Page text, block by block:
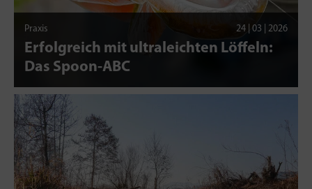
Praxis 24 | 03 | 2026
Erfolgreich mit ultraleichten Löffeln:
Das Spoon-ABC